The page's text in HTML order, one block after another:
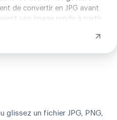
de convertir en JPG avant
une image ronde à partir
le faites, à la main, rien
rond fonctionne avec
portrait au logo de votre
glissez un fichier JPG, PNG,